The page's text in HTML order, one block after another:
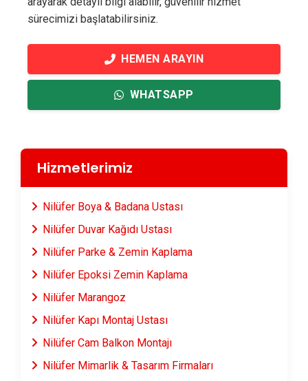
sürecimizi başlatabilirsiniz.
HEMEN ARAYIN
WHATSAPP
Hizmetlerimiz
Nilüfer Boya & Badana Ustası
Nilüfer Duvar Kağıdı Ustası
Nilüfer Parke & Zemin Kaplama
Nilüfer Epoksi Zemin Kaplama
Nilüfer Marangoz
Nilüfer Kapı Montaj Ustası
Nilüfer Cam Balkon Montajı
Nilüfer Mimarlik & Tasarım Firmaları